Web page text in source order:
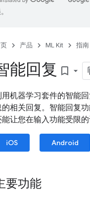
产品 ML Kit 指南
能回复 bookmark_border
用机器学习套件的智能
的相关回复。智能回复
能让您在输入功能受限
iOS Android
要功能